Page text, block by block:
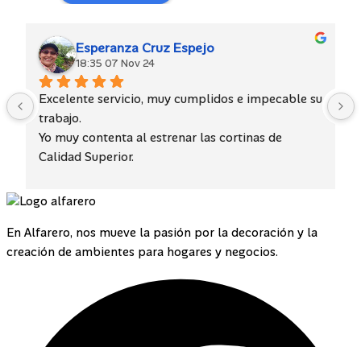
Esperanza Cruz Espejo
18:35 07 Nov 24
Excelente servicio, muy cumplidos e impecable su
trabajo.
Yo muy contenta al estrenar las cortinas de
Calidad Superior.
personas serias y fuera de eso cumplidas.
Muchísimas gracias por realzar con sus productos
tan lindos, el ambiente de mi hogar.
😘💕❤️💖💝😍👌🙏🙏🙏🙏🙏
En Alfarero, nos mueve la pasión por la decoración y la
creación de ambientes para hogares y negocios.